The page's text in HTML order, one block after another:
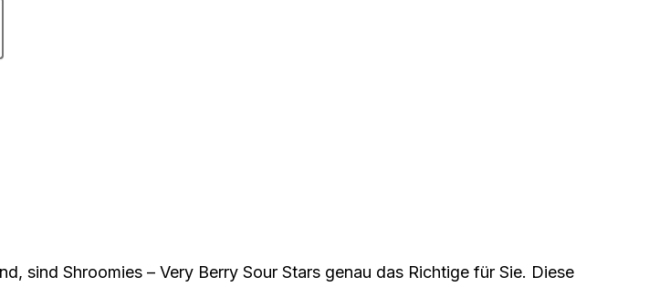
sind Shroomies – Very Berry Sour Stars genau das Richtige für Sie. Diese